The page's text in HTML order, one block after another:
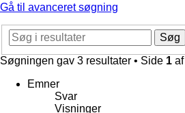
Gå til avanceret søgning
Søg
Søgningen gav 3 resultater • Side 1 af
Emner
Svar
Visninger